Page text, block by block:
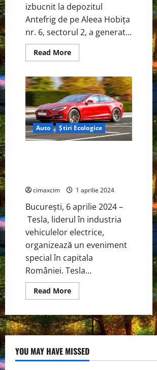
izbucnit la depozitul
Antefrig de pe Aleea Hobița
nr. 6, sectorul 2, a generat...
Read MoreRead
more
de
la
depozitul
Antefrig
București
și
implicațiile
chimice
asupra
Auto Știri Ecologice
cimaxcim 1 aprilie 2024
București, 6 aprilie 2024 –
Tesla, liderul în industria
vehiculelor electrice,
organizează un eveniment
special în capitala
României. Tesla...
Read MoreRead
more
Show
București,
Cluj:
Drives
Disponibile
în
YOU MAY HAVE MISSED